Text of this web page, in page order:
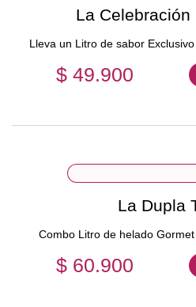
La Celebración
Lleva un Litro de sabor
$ 49.900
La Dupla
Combo Litro de helado
$ 60.900